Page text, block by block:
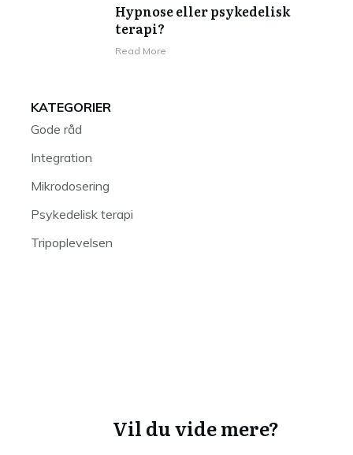
Hypnose eller psykedelisk
terapi?
Read More
KATEGORIER
Gode råd
Integration
Mikrodosering
Psykedelisk terapi
Tripoplevelsen
Vil du vide mere?